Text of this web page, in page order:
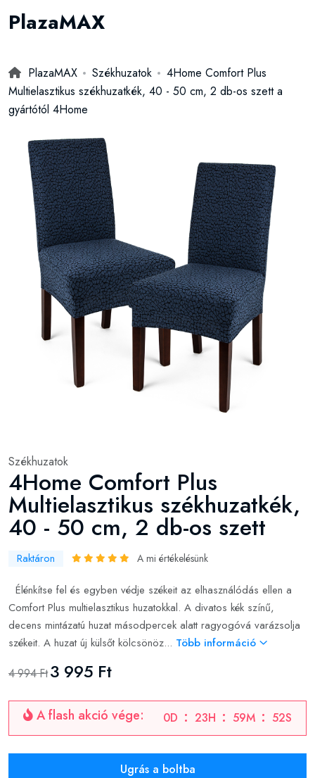
PlazaMAX
PlazaMAX Székhuzatok
4Home Comfort Plus
Multielasztikus székhuzatkék, 40 - 50 cm, 2 db-os szett a
gyártótól 4Home
Székhuzatok
4Home Comfort Plus
Multielasztikus székhuzatkék,
40 - 50 cm, 2 db-os szett
Raktáron A mi értékelésünk
Élénkítse fel és egyben védje székeit az elhasználódás ellen a
Comfort Plus multielasztikus huzatokkal. A divatos kék színű,
decens mintázatú huzat másodpercek alatt ragyogóvá varázsolja
székeit. A huzat új külsőt kölcsönöz... Több információ
4 994 Ft3 995 Ft
A flash akció vége: 0D 23H 59M 51S
Ugrás a boltba